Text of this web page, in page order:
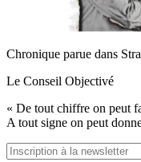
Chronique parue dans
Le Conseil Objectivé
« De tout chiffre on peut
A tout signe on peut